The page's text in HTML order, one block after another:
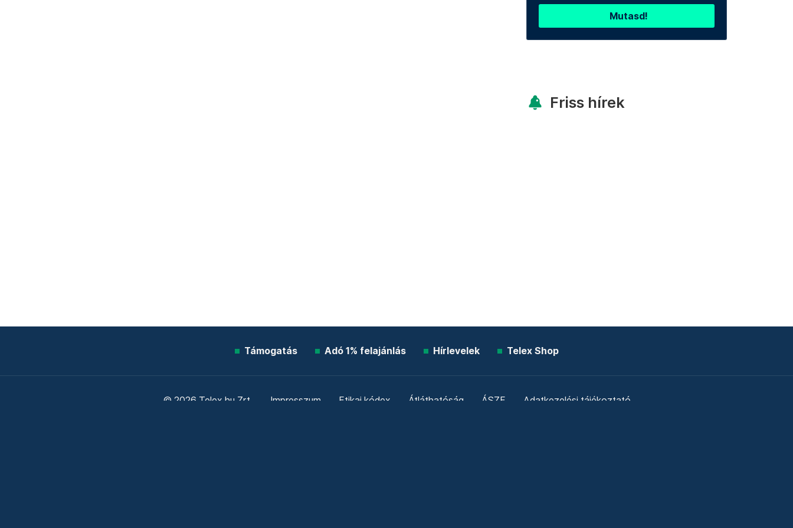
Mutasd!
Friss hírek
Támogatás Adó 1% felajánlás Hírlevelek Telex Shop
© 2026 Telex.hu Zrt. Impresszum Etikai kódex Átláthatóság ÁSZF Adatkezelési tájékoztató